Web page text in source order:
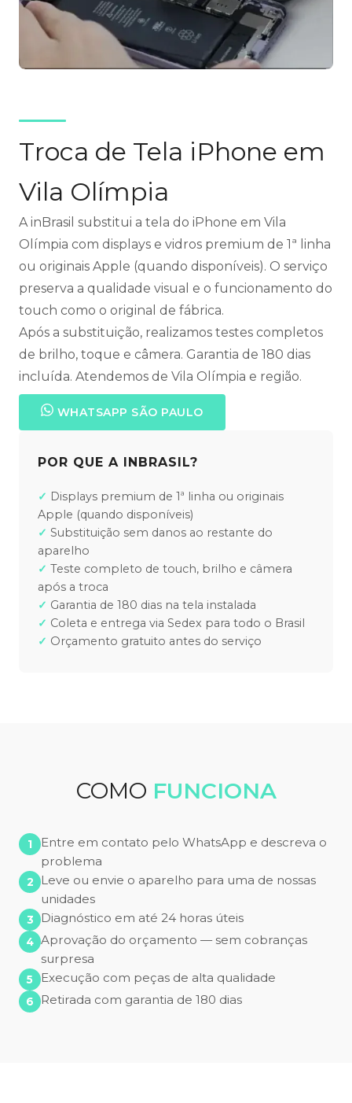
Troca de Tela iPhone em
Vila Olímpia
A inBrasil substitui a tela do iPhone em Vila
Olímpia com displays e vidros premium de 1ª linha
ou originais Apple (quando disponíveis). O serviço
preserva a qualidade visual e o funcionamento do
touch como o original de fábrica.
Após a substituição, realizamos testes completos
de brilho, toque e câmera. Garantia de 180 dias
incluída. Atendemos de Vila Olímpia e região.
WHATSAPP SÃO PAULO
POR QUE A INBRASIL?
Displays premium de 1ª linha ou originais
Apple (quando disponíveis)
Substituição sem danos ao restante do
aparelho
Teste completo de touch, brilho e câmera
após a troca
Garantia de 180 dias na tela instalada
Coleta e entrega via Sedex para todo o Brasil
Orçamento gratuito antes do serviço
COMO FUNCIONA
Entre em contato pelo WhatsApp e descreva o
problema
Leve ou envie o aparelho para uma de nossas
unidades
Diagnóstico em até 24 horas úteis
Aprovação do orçamento — sem cobranças
surpresa
Execução com peças de alta qualidade
Retirada com garantia de 180 dias